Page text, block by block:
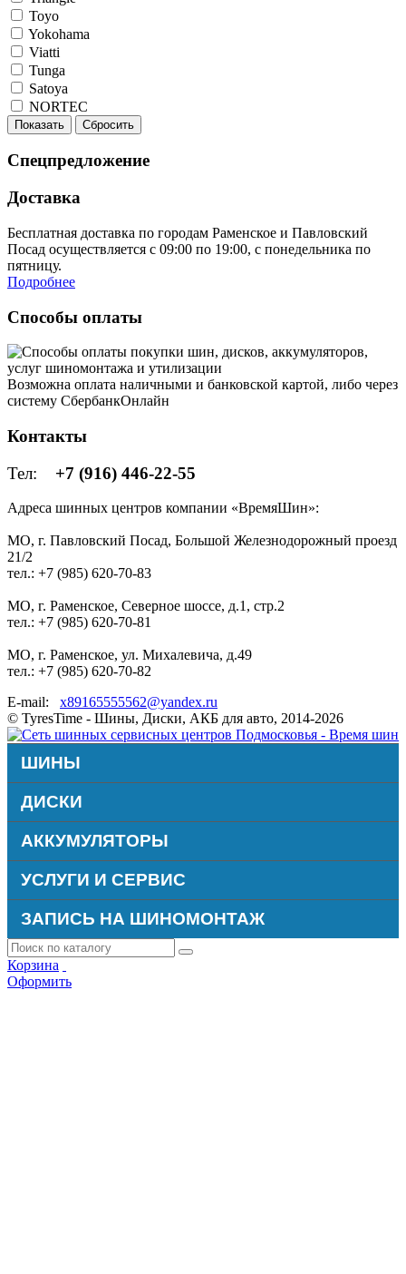
Toyo
Yokohama
Viatti
Tunga
Satoya
NORTEC
Показать Сбросить
Спецпредложение
Доставка
Бесплатная доставка по городам Раменское и Павловский
Посад осуществляется с 09:00 по 19:00, с понедельника по
пятницу.
Подробнее
Способы оплаты
Возможна оплата наличными и банковской картой, либо через
систему СбербанкОнлайн
Контакты
Тел: +7 (916) 446-22-55
Адреса шинных центров компании «ВремяШин»:
МО, г. Павловский Посад, Большой Железнодорожный проезд
21/2
тел.: +7 (985) 620-70-83
МО, г. Раменское, Северное шоссе, д.1, стр.2
тел.: +7 (985) 620-70-81
МО, г. Раменское, ул. Михалевича, д.49
тел.: +7 (985) 620-70-82
E-mail: x89165555562@yandex.ru
© TyresTime - Шины, Диски, АКБ для авто, 2014-2026
ШИНЫ
ДИСКИ
АККУМУЛЯТОРЫ
УСЛУГИ И СЕРВИС
ЗАПИСЬ НА ШИНОМОНТАЖ
Корзина
Оформить